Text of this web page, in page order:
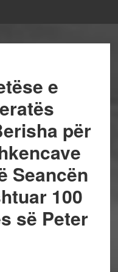
e
për
Seancën
100
së Peter